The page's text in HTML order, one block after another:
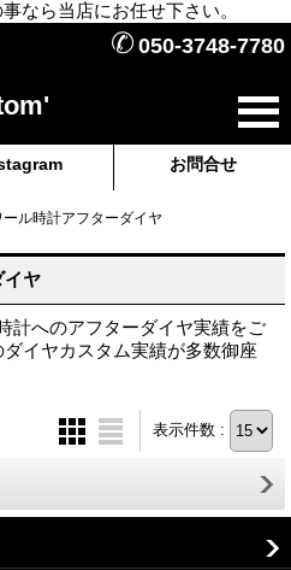
なら当店にお任せ下さい。
✆ 050-3748-7780
お問合せ
ル時計アフターダイヤ
イヤ
計へのアフターダイヤ実績をご
イヤカスタム実績が多数御座
表示件数 :